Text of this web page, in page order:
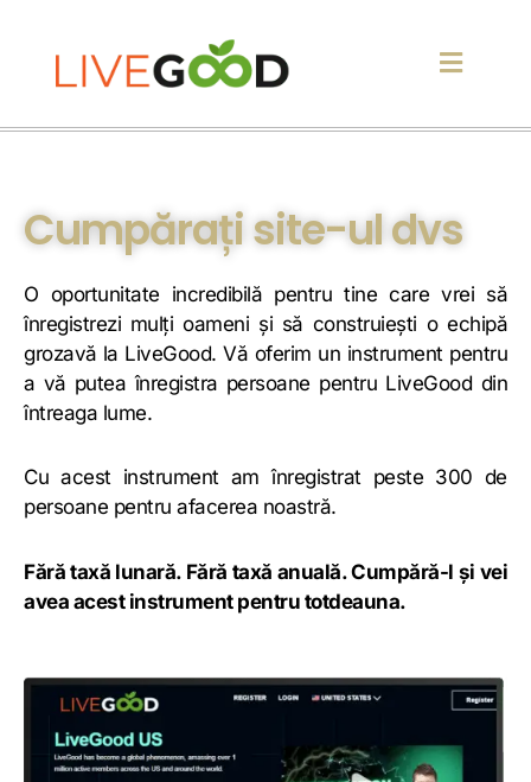
Cumpărați site-ul dvs
O oportunitate incredibilă pentru tine care vrei să
înregistrezi mulți oameni și să construiești o echipă
grozavă la LiveGood. Vă oferim un instrument pentru
a vă putea înregistra persoane pentru LiveGood din
întreaga lume.
Cu acest instrument am înregistrat peste 300 de
persoane pentru afacerea noastră.
Fără taxă lunară. Fără taxă anuală. Cumpără-l și vei
avea acest instrument pentru totdeauna.